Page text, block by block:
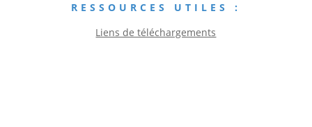
RESSOURCES UTILES :
Liens de téléchargements